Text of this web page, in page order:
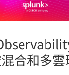
合和多雲